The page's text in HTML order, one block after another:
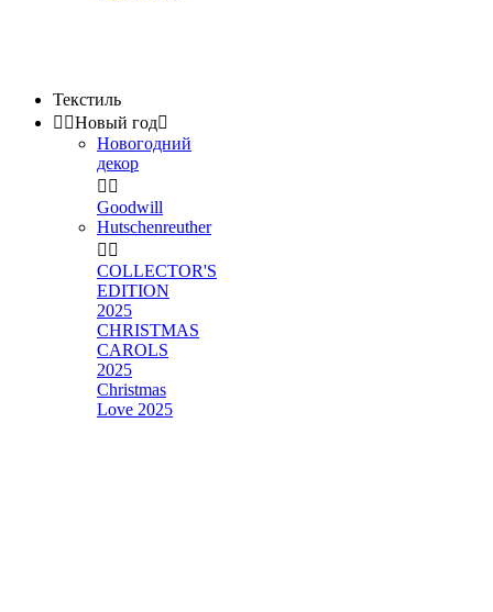
Текстиль
 Новый год
Новогодний
декор
 
Goodwill
Hutschenreuther
 
COLLECTOR'S
EDITION
2025
CHRISTMAS
CAROLS
2025
Christmas
Love 2025